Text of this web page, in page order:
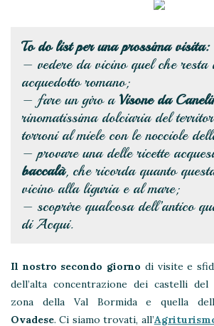
To do list per una prossima visita:
– vedere da vicino quel che resta
acquedotto romano;
– fare un giro a Visone da
rinomatissima dolciaria del
torroni al miele con le nocciole
– provare una delle ricette
baccalà, che ricorda quanto
vicino alla liguria e al mare;
– scoprire qualcosa dell’antico
di Acqui.
Il nostro secondo giorno di visite e
dell’alta concentrazione dei castelli
zona della Val Bormida e quella
Ovadese. Ci siamo trovati, all’